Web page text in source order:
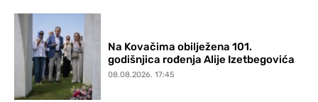
Na Kovačima obilježena 101.
godišnjica rođenja Alije Izetbegovića
08.08.2026. 17:45